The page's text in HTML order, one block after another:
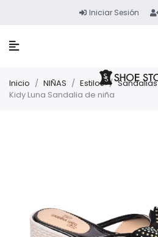
Iniciar Sesión
Inicio / NIÑAS / Estilos / Sandalias
Kidy Luna Sandalia de niña